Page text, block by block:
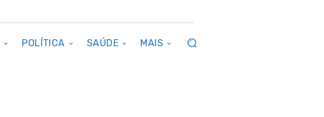
POLÍTICA SAÚDE MAIS